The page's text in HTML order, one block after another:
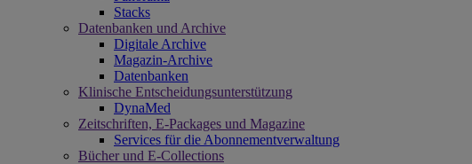
Stacks
Datenbanken und Archive
Digitale Archive
Magazin-Archive
Datenbanken
Klinische Entscheidungsunterstützung
DynaMed
Zeitschriften, E-Packages und Magazine
Services für die Abonnementverwaltung
Bücher und E-Collections